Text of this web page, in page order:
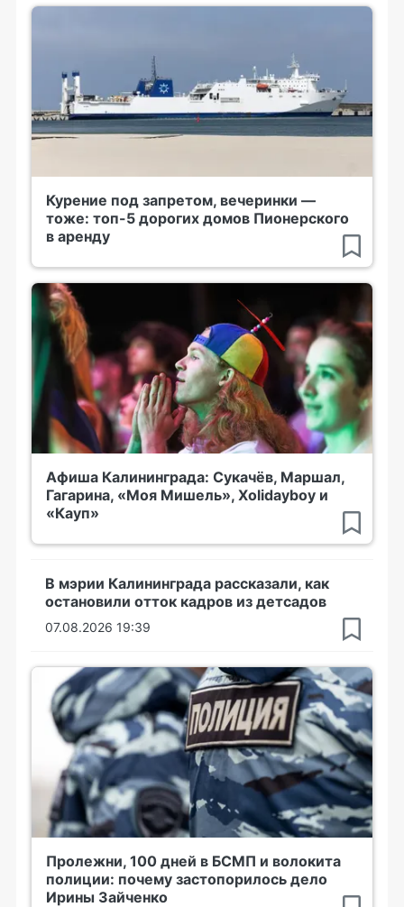
Курение под запретом, вечеринки —
тоже: топ-5 дорогих домов Пионерского
в аренду
Афиша Калининграда: Сукачёв, Маршал,
Гагарина, «Моя Мишель», Xolidayboy и
«Кауп»
В мэрии Калининграда рассказали, как
остановили отток кадров из детсадов
07.08.2026 19:39
Пролежни, 100 дней в БСМП и волокита
полиции: почему застопорилось дело
Ирины Зайченко